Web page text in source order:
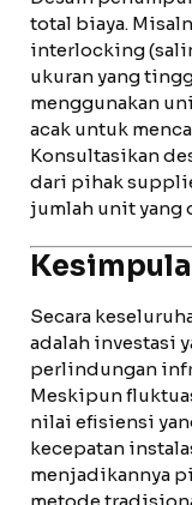
total biaya.
interlocking
ukuran yang
menggunakan
acak untuk
Konsultasikan
dari pihak
jumlah unit yang
Secara
adalah investasi
perlindungan
Meskipun
nilai efisiensi
kecepatan
menjadikannya
metode